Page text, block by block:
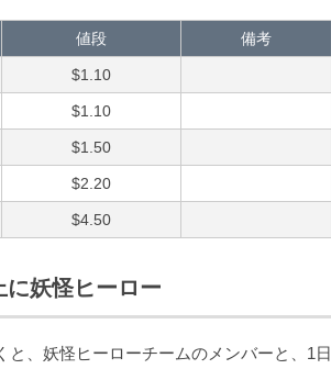
値段 備考
$1.10
$1.10
$1.50
$2.20
$4.50
妖怪ヒーロー
、妖怪ヒーローチームのメンバーと、1日